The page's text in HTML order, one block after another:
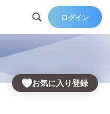
ログイン
お気に入り登録